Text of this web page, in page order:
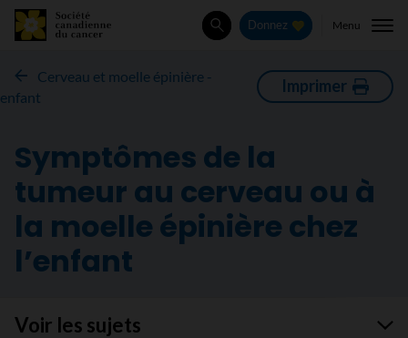
Rechercher
Donnez Menu
Cerveau et moelle épinière -
enfant
Imprimer
Symptômes de la
tumeur au cerveau ou à
la moelle épinière chez
l’enfant
Voir les sujets